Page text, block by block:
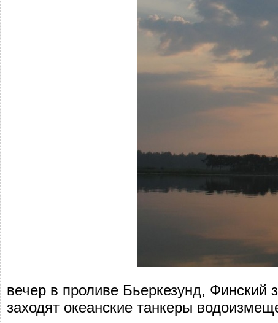
вечер в проливе Бьеркезунд,
заходят океанские танкеры